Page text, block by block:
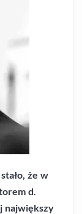
że w
d.
największy